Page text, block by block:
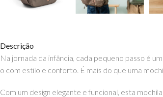
Descrição
Na jornada da infância, cada pequeno passo é
o com estilo e conforto. É mais do que uma
Com um design elegante e funcional, esta